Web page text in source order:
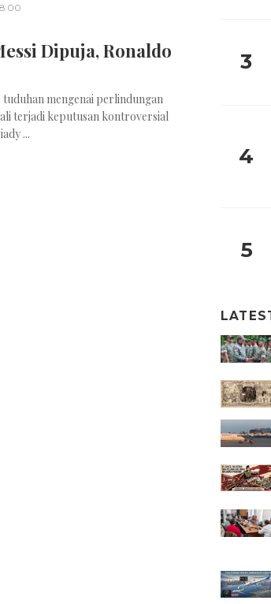
Dipuja, Ronaldo
tuduhan mengenai perlindungan
terjadi keputusan kontroversial
...
3
4
5